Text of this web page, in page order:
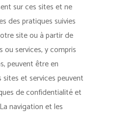
sur ces sites et ne
des pratiques suivies
site ou à partir de
ou services, y compris
peuvent être en
et services peuvent
de confidentialité et
navigation et les